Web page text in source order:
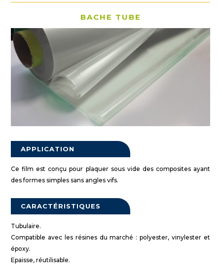
BACHE TUBE
APPLICATION
Ce film est conçu pour plaquer sous vide des composites ayant
des formes simples sans angles vifs.
CARACTÉRISTIQUES
Tubulaire.
Compatible avec les résines du marché : polyester, vinylester et
époxy.
Epaisse, réutilisable.